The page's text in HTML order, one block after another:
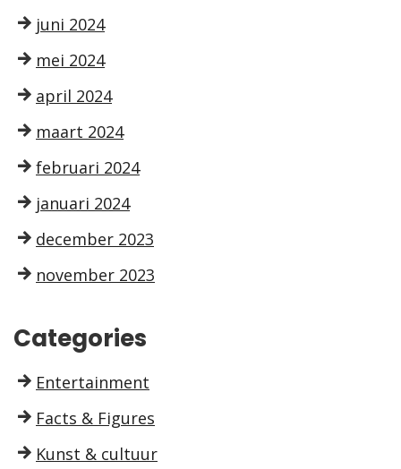
juni 2024
mei 2024
april 2024
maart 2024
februari 2024
januari 2024
december 2023
november 2023
Categories
Entertainment
Facts & Figures
Kunst & cultuur